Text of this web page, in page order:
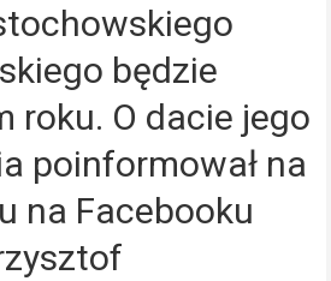
będzie
roku. O dacie jego
poinformował na
na Facebooku